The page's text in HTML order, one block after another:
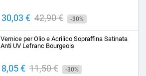
Prezzo
30,03 € Prezzo
base
42,90 € -30%
Vernice per Olio e Acrilico Sopraffina Satinata
Anti UV Lefranc Bourgeois
Prezzo
8,05 € Prezzo
11,50 € -30%